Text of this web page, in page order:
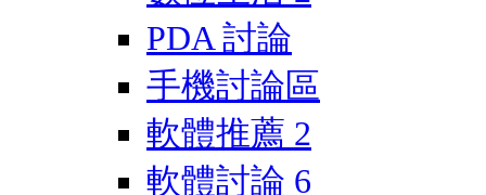
PDA 討論
手機討論區
軟體推薦 2
軟體討論 6